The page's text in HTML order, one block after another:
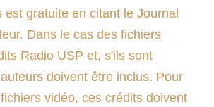
est gratuite en citant le Journal
Dans le cas des fichiers
Radio USP et, s'ils sont
doivent être inclus. Pour
vidéo, ces crédits doivent